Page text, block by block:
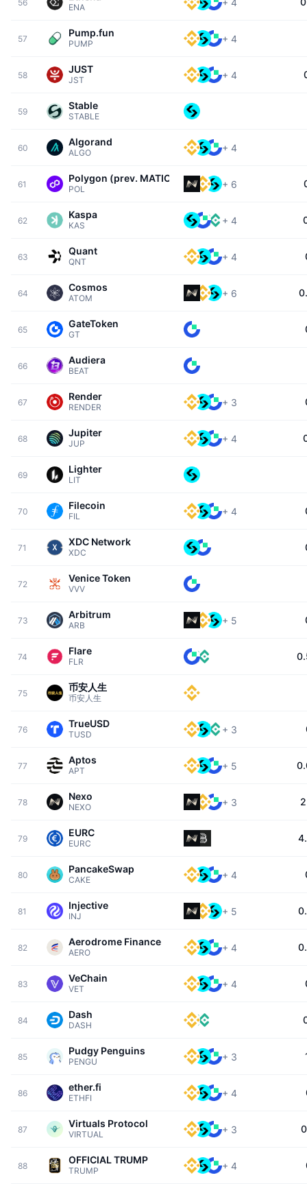
56 ENA
57
Pump.fun
PUMP + 4
58
JUST
JST + 4
59
Stable
STABLE
60
Algorand
ALGO + 4
61
Polygon (prev. MATIC)
POL + 6
62
Kaspa
KAS + 4
63
Quant
QNT + 4
64
Cosmos
ATOM + 6
65
GateToken
GT
66
Audiera
BEAT
67
Render
RENDER + 3
68
Jupiter
JUP + 4
69
Lighter
LIT
70
Filecoin
FIL + 4
71
XDC Network
XDC
72
Venice Token
VVV
73
Arbitrum
ARB + 5
74
Flare
FLR
75
币安人生
币安人生
76
TrueUSD
TUSD + 3
77
Aptos
APT + 5
78
Nexo
NEXO + 3
79
EURC
EURC
80
PancakeSwap
CAKE + 4
81
Injective
INJ + 5
82
Aerodrome Finance
AERO + 4
83
VeChain
VET + 4
84
Dash
DASH
85
Pudgy Penguins
PENGU + 3
86
ether.fi
ETHFI + 4
87
Virtuals Protocol
VIRTUAL + 3
88
OFFICIAL TRUMP
TRUMP + 4